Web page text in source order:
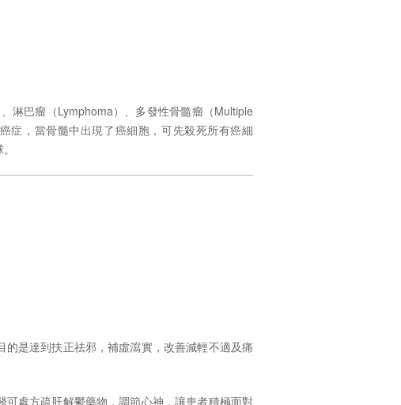
淋巴瘤（Lymphoma）、多發性骨髓瘤（Multiple
症，當骨髓中出現了癌細胞，可先殺死所有癌細
是達到扶正祛邪，補虛瀉實，改善減輕不適及痛
處方疏肝解鬱藥物，調節心神，讓患者積極面對